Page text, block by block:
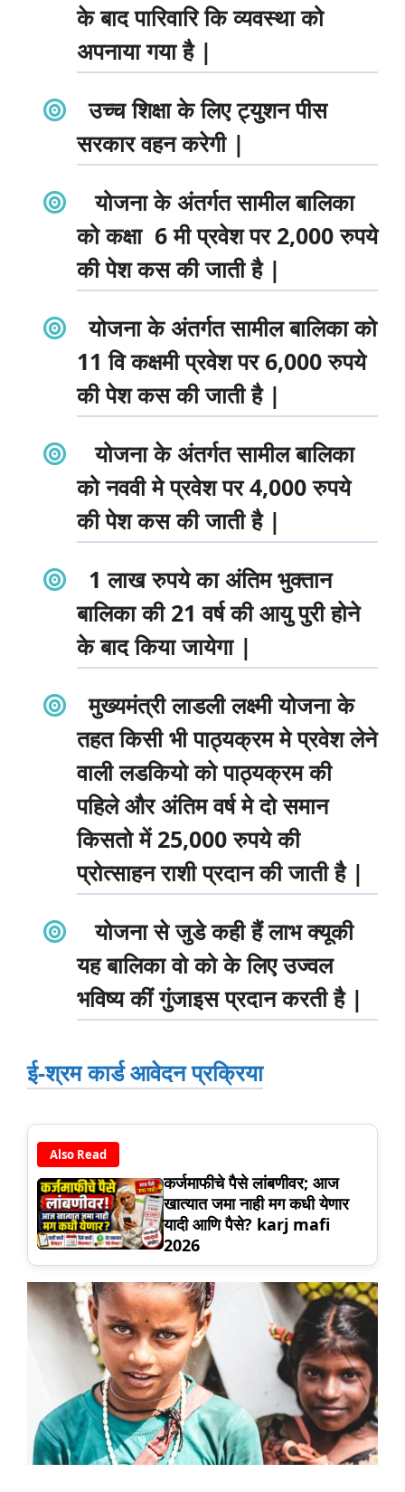
के बाद पारिवारि कि व्यवस्था को
अपनाया गया है |
उच्च शिक्षा के लिए ट्युशन पीस
सरकार वहन करेगी |
योजना के अंतर्गत सामील बालिका
को कक्षा 6 मी प्रवेश पर 2,000 रुपये
की पेश कस की जाती है |
योजना के अंतर्गत सामील बालिका को
11 वि कक्षमी प्रवेश पर 6,000 रुपये
की पेश कस की जाती है |
योजना के अंतर्गत सामील बालिका
को नववी मे प्रवेश पर 4,000 रुपये
की पेश कस की जाती है |
1 लाख रुपये का अंतिम भुक्तान
बालिका की 21 वर्ष की आयु पुरी होने
के बाद किया जायेगा |
मुख्यमंत्री लाडली लक्ष्मी योजना के
तहत किसी भी पाठ्यक्रम मे प्रवेश लेने
वाली लडकियो को पाठ्यक्रम की
पहिले और अंतिम वर्ष मे दो समान
किसतो में 25,000 रुपये की
प्रोत्साहन राशी प्रदान की जाती है |
योजना से जुडे कही हैं लाभ क्यूकी
यह बालिका वो को के लिए उज्वल
भविष्य कीं गुंजाइस प्रदान करती है |
ई-श्रम कार्ड आवेदन प्रक्रिया
Also Read
कर्जमाफीचे पैसे लांबणीवर; आज
खात्यात जमा नाही मग कधी येणार
यादी आणि पैसे? karj mafi
2026